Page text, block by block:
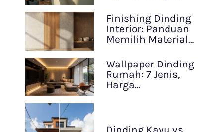
Finishing Dinding
Interior: Panduan
Memilih Material…
Wallpaper Dinding
Rumah: 7 Jenis,
Harga…